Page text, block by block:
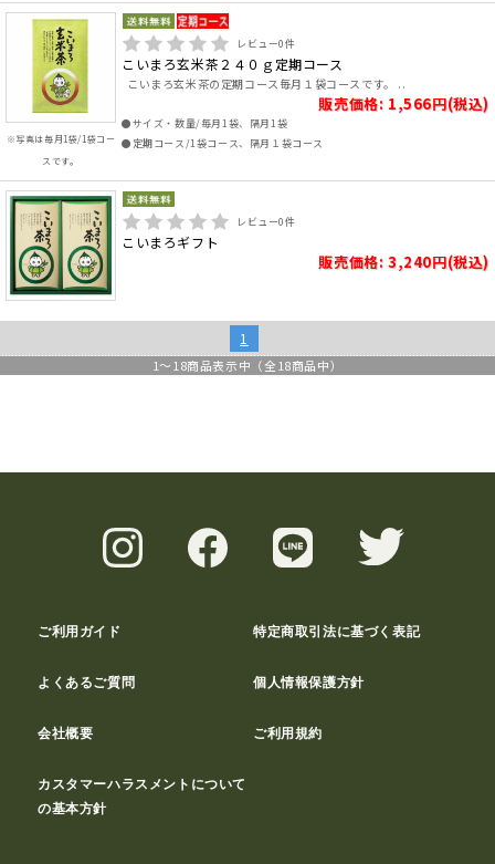
※写真は毎月1袋/1袋コー
スです。
レビュー0件
こいまろ玄米茶２４０ｇ定期コース
こいまろ玄米茶の定期コース毎月１袋コースです。 ..
販売価格: 1,566円(税込)
●サイズ・数量/毎月1袋、隔月1袋
●定期コース/1袋コース、隔月１袋コース
レビュー0件
こいまろギフト
販売価格: 3,240円(税込)
1
1～ 18商品表示中（全 18商品中）
ご利用ガイド 特定商取引法に基づく表記
よくあるご質問 個人情報保護方針
会社概要 ご利用規約
カスタマーハラスメントについて
の基本方針